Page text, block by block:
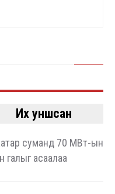
Их уншсан
суманд 70 МВт-ын
галыг асаалаа